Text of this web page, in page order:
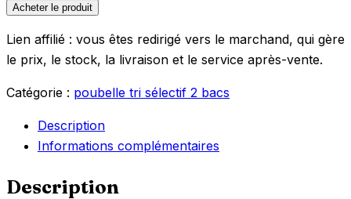
Acheter le produit
Lien affilié : vous êtes redirigé vers le marchand, qui gère
le prix, le stock, la livraison et le service après-vente.
Catégorie : poubelle tri sélectif 2 bacs
Description
Informations complémentaires
Description